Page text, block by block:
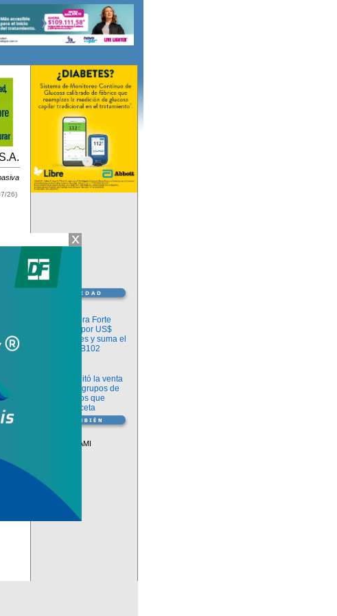
26)
argenx compra Forte
Biosciences por US$
2.200 millones y suma el
anticuerpo FB102
ANMAT habilitó la venta
libre de diez grupos de
medicamentos que
requerían receta
Descuentos PAMI